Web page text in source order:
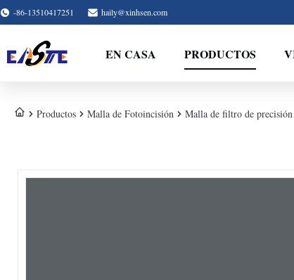
-86-13510417251 haily@xinhsen.com
EN CASA PRODUCTOS
Productos Malla de Fotoincisión Malla de filtro de